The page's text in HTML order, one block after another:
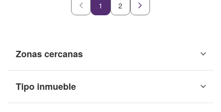
1 2
Zonas cercanas
Tipo inmueble